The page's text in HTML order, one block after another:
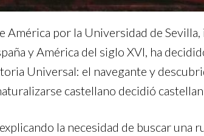
por la Universidad de
y América del siglo XVI, ha
Universal: el navegante y
castellano decidió
la necesidad de buscar una